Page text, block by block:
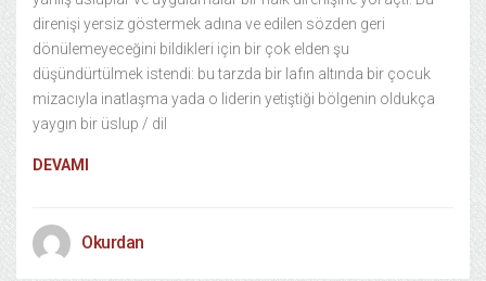
direnişi yersiz göstermek adına ve edilen sözden geri
dönülemeyeceğini bildikleri için bir çok elden şu
düşündürtülmek istendi: bu tarzda bir lafın altında bir çocuk
mizacıyla inatlaşma yada o liderin yetiştiği bölgenin oldukça
yaygın bir üslup / dil
DEVAMI
Okurdan